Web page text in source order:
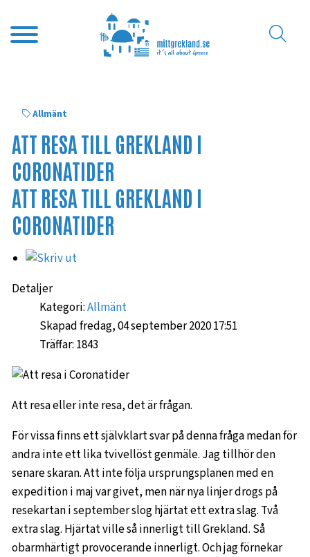
Allmänt
ATT RESA TILL GREKLAND I
CORONATIDER
ATT RESA TILL GREKLAND I
CORONATIDER
Detaljer
Kategori:Allmänt
Skapad fredag, 04 september 2020 17:51
Träffar: 1843
Att resa eller inte resa, det är frågan.
För vissa finns ett självklart svar på denna fråga medan för
andra inte ett lika tvivellöst genmäle. Jag tillhör den
senare skaran. Att inte följa ursprungsplanen med en
expedition i maj var givet, men när nya linjer drogs på
resekartan i september slog hjärtat ett extra slag. Två
extra slag. Hjärtat ville så innerligt till Grekland. Så
obarmhärtigt provocerande innerligt. Och jag förnekar